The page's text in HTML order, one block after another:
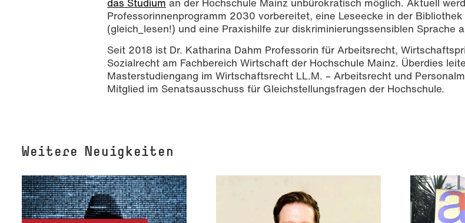
Professorinnenprogramm 2030 vorbereitet, eine Leseecke in der
(gleich_lesen!) und eine Praxishilfe zur diskriminierungssensiblen Sprache
Seit 2018 ist Dr. Katharina Dahm Professorin für Arbeitsrecht,
Sozialrecht am Fachbereich Wirtschaft der Hochschule Mainz. Überdies
Masterstudiengang im Wirtschaftsrecht LL.M. – Arbeitsrecht und
Mitglied im Senatsausschuss für Gleichstellungsfragen der Hochschule.
Weitere Neuigkeiten